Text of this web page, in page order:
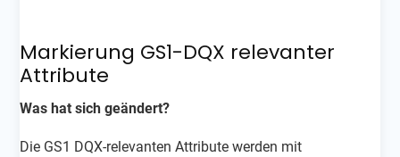
Markierung GS1-DQX relevanter
Attribute
Was hat sich geändert?
Die GS1 DQX-relevanten Attribute werden mit